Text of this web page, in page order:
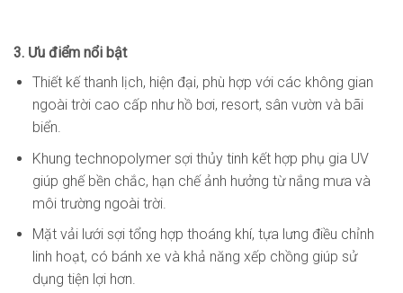
3. Ưu điểm nổi bật
Thiết kế thanh lịch, hiện đại, phù hợp với các không gian
ngoài trời cao cấp như hồ bơi, resort, sân vườn và bãi
biển.
Khung technopolymer sợi thủy tinh kết hợp phụ gia UV
giúp ghế bền chắc, hạn chế ảnh hưởng từ nắng mưa và
môi trường ngoài trời.
Mặt vải lưới sợi tổng hợp thoáng khí, tựa lưng điều chỉnh
linh hoạt, có bánh xe và khả năng xếp chồng giúp sử
dụng tiện lợi hơn.